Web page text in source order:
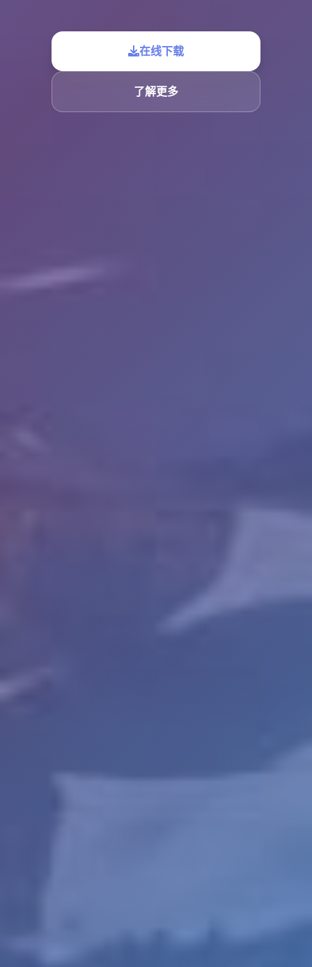
在线下载
了解更多